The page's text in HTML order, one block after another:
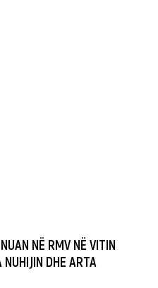
NË RMV NË VITIN
DHE ARTA